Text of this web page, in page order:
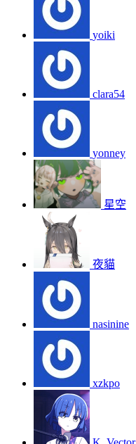
yoiki
clara54
yonney
星空
夜貓
nasinine
xzkpo